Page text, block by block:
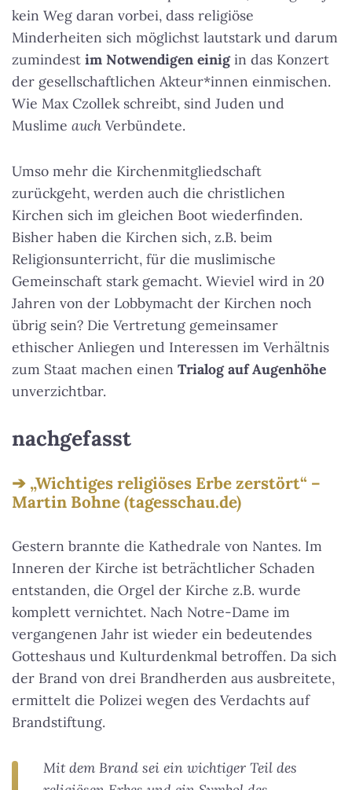
kein Weg daran vorbei, dass religiöse
Minderheiten sich möglichst lautstark und darum
zumindest im Notwendigen einigin das Konzert
der gesellschaftlichen Akteur*innen einmischen.
Wie Max Czollek schreibt, sind Juden und
Muslime auch Verbündete.
Umso mehr die Kirchenmitgliedschaft
zurückgeht, werden auch die christlichen
Kirchen sich im gleichen Boot wiederfinden.
Bisher haben die Kirchen sich, z.B. beim
Religionsunterricht, für die muslimische
Gemeinschaft stark gemacht. Wieviel wird in 20
Jahren von der Lobbymacht der Kirchen noch
übrig sein? Die Vertretung gemeinsamer
ethischer Anliegen und Interessen im Verhältnis
zum Staat machen einen Trialog auf Augenhöhe
unverzichtbar.
nachgefasst
„Wichtiges religiöses Erbe zerstört“ –
Martin Bohne (tagesschau.de)
Gestern brannte die Kathedrale von Nantes. Im
Inneren der Kirche ist beträchtlicher Schaden
entstanden, die Orgel der Kirche z.B. wurde
komplett vernichtet. Nach Notre-Dame im
vergangenen Jahr ist wieder ein bedeutendes
Gotteshaus und Kulturdenkmal betroffen. Da sich
der Brand von drei Brandherden aus ausbreitete,
ermittelt die Polizei wegen des Verdachts auf
Brandstiftung.
Mit dem Brand sei ein wichtiger Teil des